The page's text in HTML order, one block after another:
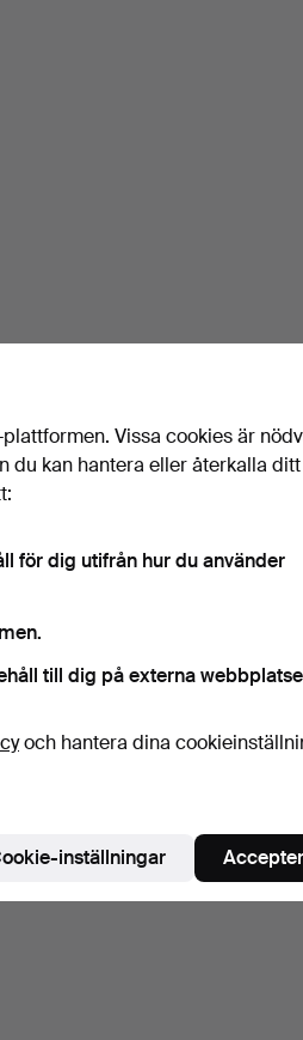
Vissa cookies är
du kan hantera eller återkalla ditt
för dig utifrån hur du använder
till dig på externa
och hantera dina
inställningar